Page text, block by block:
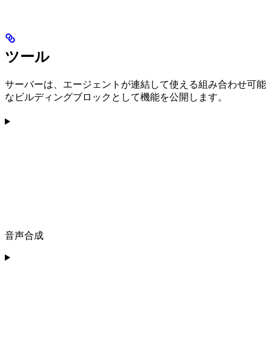
ツール
サーバーは、エージェントが連結して使える組み合わせ可能
なビルディングブロックとして機能を公開します。
音声合成